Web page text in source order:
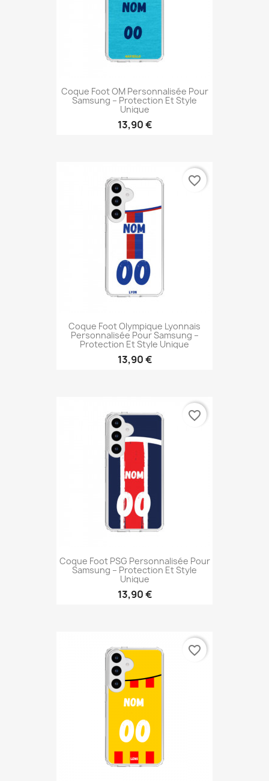
Coque Foot OM Personnalisée Pour
Samsung – Protection Et Style
Unique
13,90 €
Coque Foot Olympique Lyonnais
Personnalisée Pour Samsung –
Protection Et Style Unique
13,90 €
favorite_border
Coque Foot PSG Personnalisée Pour
Samsung – Protection Et Style
Unique
13,90 €
favorite_border
favorite_border